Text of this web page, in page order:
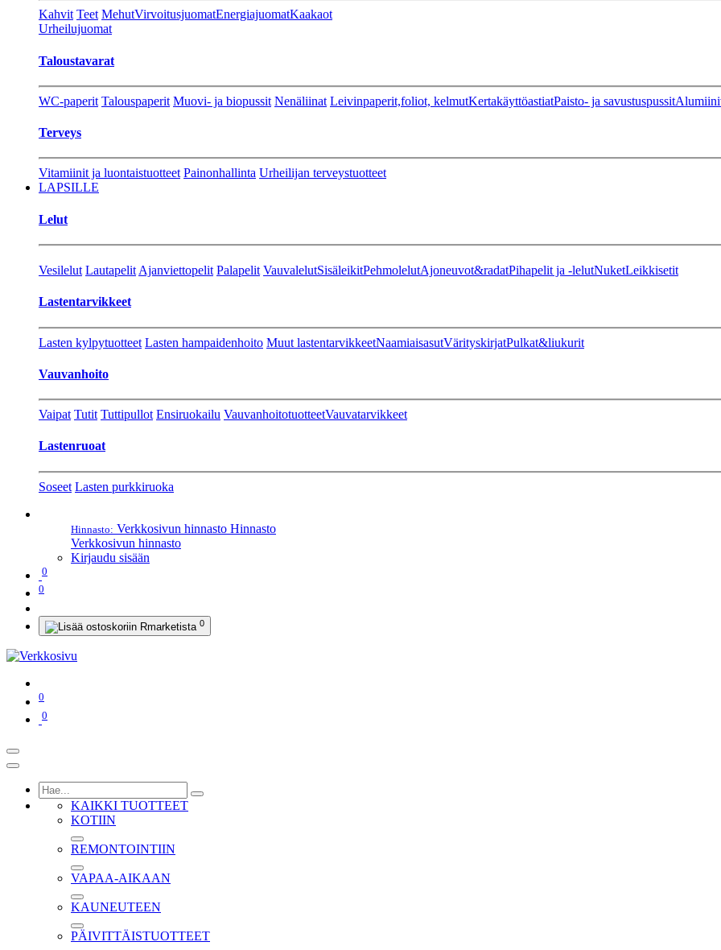
Kahvit Teet MehutVirvoitusjuomatEnergiajuomatKaakaot
Urheilujuomat
Taloustavarat
WC-paperit Talouspaperit Muovi- ja biopussit Nenäliinat Leivinpaperit,foliot, kelmutKertakäyttöastiatPaisto- ja savustuspussit
Terveys
Vitamiinit ja luontaistuotteet Painonhallinta Urheilijan terveystuotteet
LAPSILLE
Lelut
Vesilelut Lautapelit Ajanviettopelit Palapelit VauvalelutSisäleikitPehmolelutAjoneuvot&radatPihapelit ja -lelutNuketLeikkisetit
Lastentarvikkeet
Lasten kylpytuotteet Lasten hampaidenhoito Muut lastentarvikkeetNaamiaisasutVärityskirjatPulkat&liukurit
Vauvanhoito
Vaipat Tutit Tuttipullot Ensiruokailu VauvanhoitotuotteetVauvatarvikkeet
Lastenruoat
Soseet Lasten purkkiruoka
Hinnasto: Verkkosivun hinnasto Hinnasto
Verkkosivun hinnasto
Kirjaudu sisään
0
0
0
0
0
KAIKKI TUOTTEET
KOTIIN
REMONTOINTIIN
VAPAA-AIKAAN
KAUNEUTEEN
PÄIVITTÄISTUOTTEET